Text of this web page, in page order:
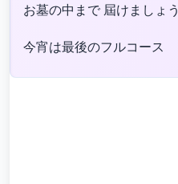
お墓の中まで 屆けましょう
今宵は最後のフルコース